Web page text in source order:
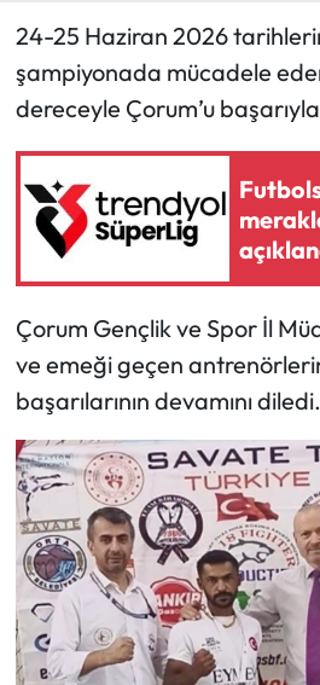
24-25 Haziran 2026
şampiyonada mücadele
dereceyle Çorum’u
marka
yeni
Çorum Gençlik ve Spor İl
ve emeği geçen
başarılarının devamını diledi.
Kültür Sanat
Laçin Haberleri
Mecitözü Haberleri
Oğuzlar Haberleri
Ortaköy Haberleri
Osmancık Haberleri
Otomotiv
Resmi İlan
Resmi Reklam
Sağlık